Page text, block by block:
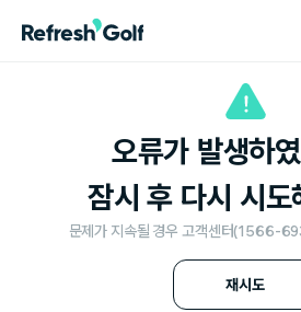
오류가 발생하
잠시 후 다시 시도
문제가 지속될 경우 고객센터(1566-
재시도